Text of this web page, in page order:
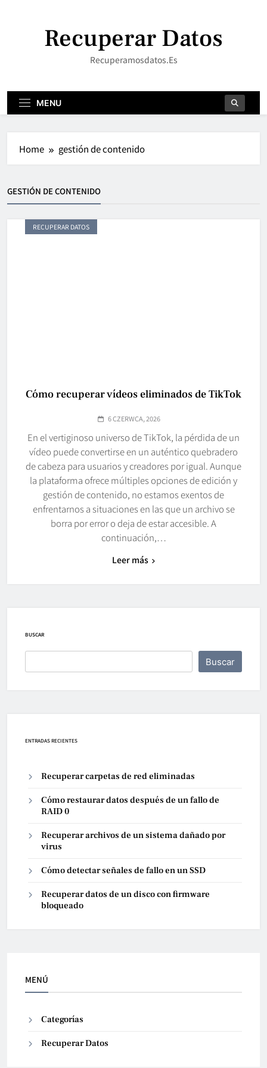
Recuperar Datos
Recuperamosdatos.es
MENU
Home gestión de contenido
GESTIÓN DE CONTENIDO
RECUPERAR DATOS
Cómo recuperar vídeos eliminados de TikTok
6 CZERWCA, 2026
En el vertiginoso universo de TikTok, la pérdida de un
vídeo puede convertirse en un auténtico quebradero
de cabeza para usuarios y creadores por igual. Aunque
la plataforma ofrece múltiples opciones de edición y
gestión de contenido, no estamos exentos de
enfrentarnos a situaciones en las que un archivo se
borra por error o deja de estar accesible. A
continuación,…
Leer más
BUSCAR
Buscar
ENTRADAS RECIENTES
Recuperar carpetas de red eliminadas
Cómo restaurar datos después de un fallo de
RAID 0
Recuperar archivos de un sistema dañado por
virus
Cómo detectar señales de fallo en un SSD
Recuperar datos de un disco con firmware
bloqueado
MENÚ
Categorías
Recuperar Datos